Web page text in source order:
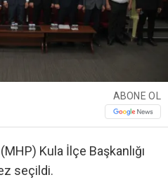
ABONE OL
Kula İlçe Başkanlığı
seçildi.